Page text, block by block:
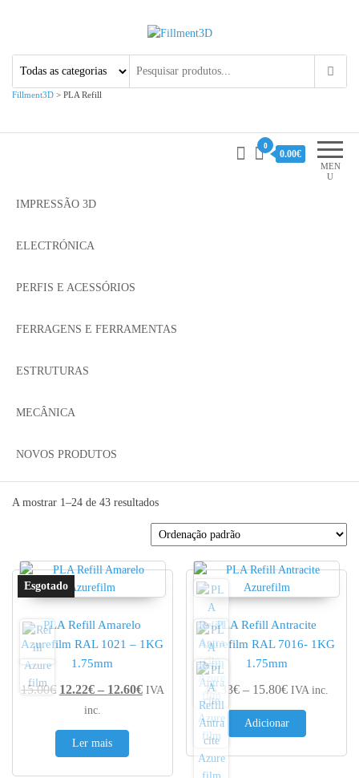
Fillment3D
Fillment3D > PLA Refill
MEN
U
0
0.00€
IMPRESSÃO 3D
ELECTRÓNICA
PERFIS E ACESSÓRIOS
FERRAGENS E FERRAMENTAS
ESTRUTURAS
MECÂNICA
NOVOS PRODUTOS
A mostrar 1–24 de 43 resultados
PLA Refill Amarelo
Azurefilm RAL 1021 – 1KG
1.75mm
15.00€ 12.22€ – 12.60€Price range: 12.22€ through 12.60€
IVA
inc.
Ler mais
PLA Refill Antracite
Azurefilm RAL 7016- 1KG
1.75mm
15.33€ – 15.80€Price range:
IVA inc.
Adicionar